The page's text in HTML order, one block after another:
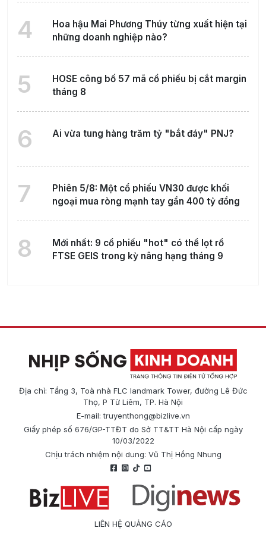
4
Hoa hậu Mai Phương Thúy từng xuất hiện tại
những doanh nghiệp nào?
5
HOSE công bố 57 mã cổ phiếu bị cắt margin
tháng 8
6 Ai vừa tung hàng trăm tỷ "bắt đáy" PNJ?
7
Phiên 5/8: Một cổ phiếu VN30 được khối
ngoại mua ròng mạnh tay gần 400 tỷ đồng
8
Mới nhất: 9 cổ phiếu "hot" có thể lọt rổ
FTSE GEIS trong kỳ nâng hạng tháng 9
Địa chỉ: Tầng 3, Toà nhà FLC landmark Tower, đường Lê Đức
Thọ, P Từ Liêm, TP. Hà Nội
E-mail:truyenthong@bizlive.vn
Giấy phép số 676/GP-TTĐT do Sở TT&TT Hà Nội cấp ngày
10/03/2022
Chịu trách nhiệm nội dung: Vũ Thị Hồng Nhung
LIÊN HỆ QUẢNG CÁO